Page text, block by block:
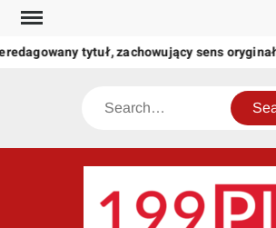
Skip
content
tytuł, zachowujący sens
Search